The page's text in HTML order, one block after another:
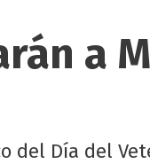
a
del Día del